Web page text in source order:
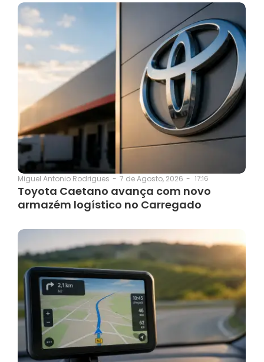
Miguel Antonio Rodrigues - 7 de Agosto, 2026 - 17:16
Toyota Caetano avança com novo
armazém logístico no Carregado